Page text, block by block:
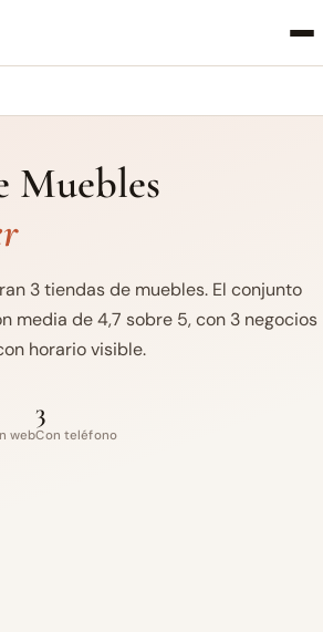
Muebles
3 tiendas de muebles. El conjunto
media de 4,7 sobre 5, con 3 negocios
horario visible.
web
3
Con teléfono